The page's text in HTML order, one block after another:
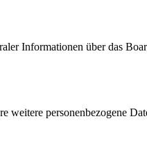
Informationen über das
weitere personenbezogene